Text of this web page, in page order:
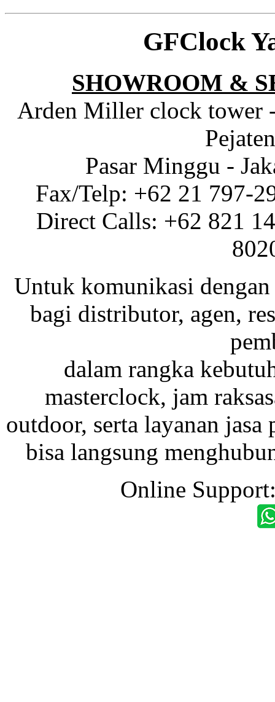
GFClock
SHOWROOM &
Arden Miller clock tower
Pasar Minggu -
Fax/Telp: +62 21 797-
Direct Calls: +62 821
Untuk komunikasi dengan
bagi distributor, agen,
dalam rangka
masterclock, jam
outdoor, serta layanan
bisa langsung
Online